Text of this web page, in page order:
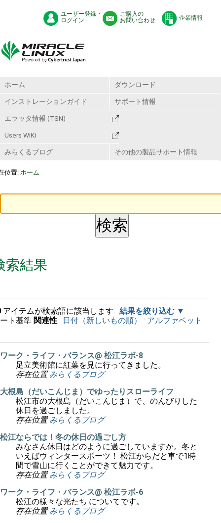
ユーザー登録・
ログイン
ご購入の
お問い合わせ
企業情報
ホーム ダウンロード
インストレーションガイド サポート情報
エラッタ情報 (TSN)
Users WiKi
みらくるブログ その他の製品サポート情報
位置: ホーム
索結果
アイテムが検索語に該当します
結果を絞り込む
ト基準 関連性 · 日付（新しいもの順） · アルファベット
ワーク・ライフ・バランス@ 松江ラボ-8
足立美術館に紅葉を見に行ってきました。
存在位置 みらくるブログ
大根島（だいこんじま）でゆったりスローライフ
松江市の大根島（だいこんじま）で、のんびりした
休日を過ごしました。
存在位置 みらくるブログ
松江ならでは！冬の休日の過ごし方
みなさん休日はどのように過ごしていますか。冬と
いえばウィンタースポーツ！ 松江からだと車で1時
間で雪山に行くことができて魅力です。
存在位置 みらくるブログ
ワーク・ライフ・バランス@ 松江ラボ-6
松江の様々な光たち についてです。
存在位置 みらくるブログ